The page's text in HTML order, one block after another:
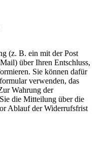
(z. B. ein mit der Post
über Ihren Entschluss,
Sie können dafür
verwenden, das
Wahrung der
die Mitteilung über die
Ablauf der Widerrufsfrist